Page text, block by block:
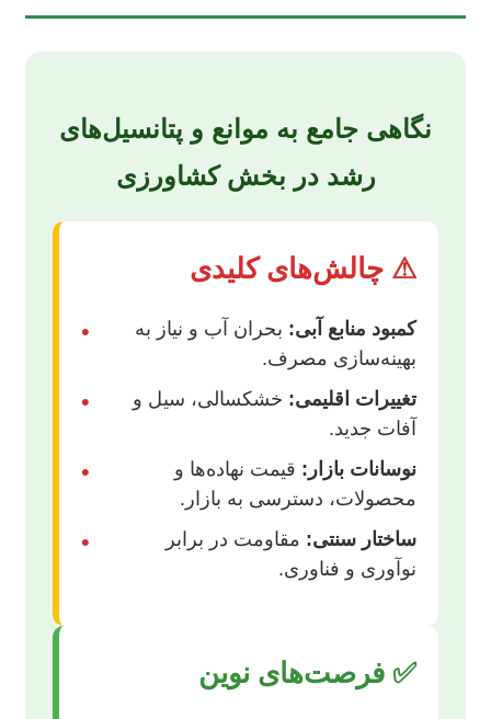
نگاهی جامع به موانع و پتانسیل‌های
رشد در بخش کشاورزی
⚠ چالش‌های کلیدی
• کمبود منابع آبی: بحران آب و نیاز به
بهینه‌سازی مصرف.
• تغییرات اقلیمی: خشکسالی، سیل و
آفات جدید.
• نوسانات بازار: قیمت نهاده‌ها و
محصولات، دسترسی به بازار.
• ساختار سنتی: مقاومت در برابر
نوآوری و فناوری.
✅ فرصت‌های نوین